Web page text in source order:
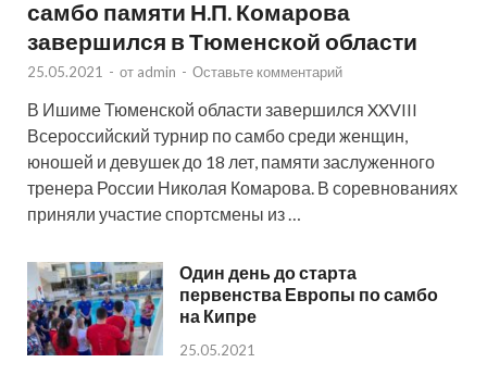
самбо памяти Н.П. Комарова
завершился в Тюменской области
25.05.2021 - от admin - Оставьте комментарий
В Ишиме Тюменской области завершился XXVIII
Всероссийский турнир по самбо среди женщин,
юношей и девушек до 18 лет, памяти заслуженного
тренера России Николая Комарова. В соревнованиях
приняли участие спортсмены из …
Один день до старта
первенства Европы по самбо
на Кипре
25.05.2021